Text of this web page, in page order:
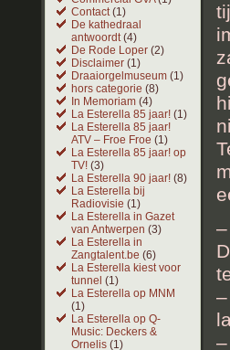
Contact(1)
De kathedraal
antwoordt(4)
De Rode Loper (2)
Disclaimer (1)
Draaiorgelmuseum (1)
hors categorie (8)
In Memoriam (4)
La Esterella 85 jaar! (1)
La Esterella 85 jaar!
ATV – Froe Froe (1)
La Esterella 85 jaar! op
TV! (3)
La Esterella 90 jaar! (8)
La Esterella bij
Radiovisie (1)
La Esterella in Gazet
van Antwerpen (3)
La Esterella in
Zangtalent.be (6)
La Esterella kiest voor
tunnel (1)
La Esterella op MNM
(1)
La Esterella op Q-
Music: Deckers &
Ornelis (1)